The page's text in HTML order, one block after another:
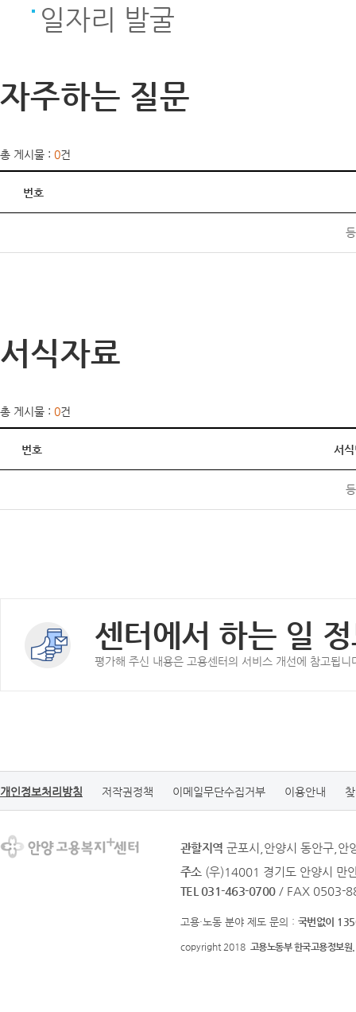
일자리 발굴
자주하는 질문
총 게시물 : 0건
번호
서식자료
총 게시물 : 0건
번호 서
센터에서 하는 일
평가해 주신 내용은 고용센터의 서비스 개선에 참고됩니
개인정보처리방침 저작권정책 이메일무단수집거부 이용안내
관할지역 군포시,안양시 동안구,안
주소 (우)14001 경기도 안양시 만
TEL 031-463-0700 / FAX 0503-
고용·노동 분야 제도 문의 : 국번없이
copyright 2018 고용노동부 한국고용정보원.